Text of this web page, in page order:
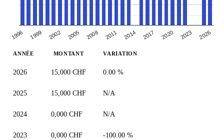
1996 1999 2002 2005 2008 2011 2014 2017 2020 2023 2026
ANNÉE MONTANT VARIATION
2026 15,000 CHF 0.00 %
2025 15,000 CHF N/A
2024 0,000 CHF N/A
2023 0,000 CHF -100.00 %